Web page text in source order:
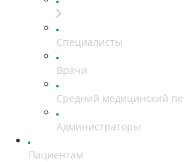
Специалисты
Врачи
Средний медицинский
Администраторы
Пациентам